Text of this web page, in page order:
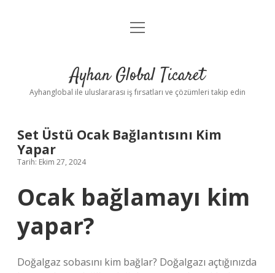
Anasayfa
Yasal Uyarı
menüyü
Ayhan Global Ticaret
Ayhanglobal ile uluslararası iş fırsatları ve çözümleri takip edin
Set Üstü Ocak Bağlantısını Kim
Yapar
Tarih: Ekim 27, 2024
Ocak bağlamayı kim
yapar?
Doğalgaz sobasını kim bağlar? Doğalgazı açtığınızda